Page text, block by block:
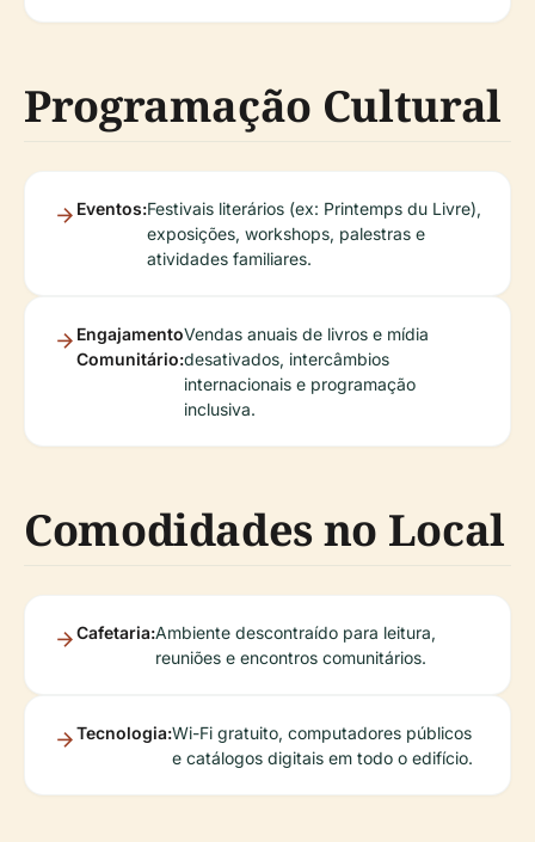
Programação Cultural
Eventos:Festivais literários (ex: Printemps du Livre),
exposições, workshops, palestras e
atividades familiares.
Engajamento
Comunitário:
Vendas anuais de livros e mídia
desativados, intercâmbios
internacionais e programação
inclusiva.
Comodidades no Local
Cafetaria:Ambiente descontraído para leitura,
reuniões e encontros comunitários.
Tecnologia:Wi-Fi gratuito, computadores públicos
e catálogos digitais em todo o edifício.